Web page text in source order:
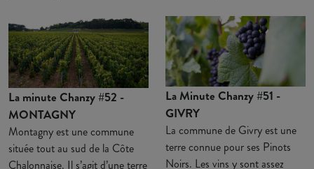
La minute Chanzy #52 -
MONTAGNY
Montagny est une commune
située tout au sud de la Côte
Chalonnaise. Il s’agit d’une terre
La Minute Chanzy #51 -
GIVRY
La commune de Givry est une
terre connue pour ses Pinots
Noirs. Les vins y sont assez